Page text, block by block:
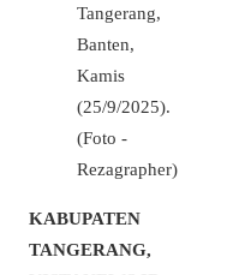
Tangerang,
Banten,
Kamis
(25/9/2025).
(Foto -
Rezagrapher)
KABUPATEN
TANGERANG,